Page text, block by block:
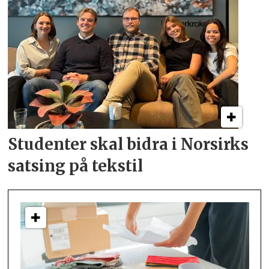
Studenter skal bidra i Norsirks
satsing på tekstil